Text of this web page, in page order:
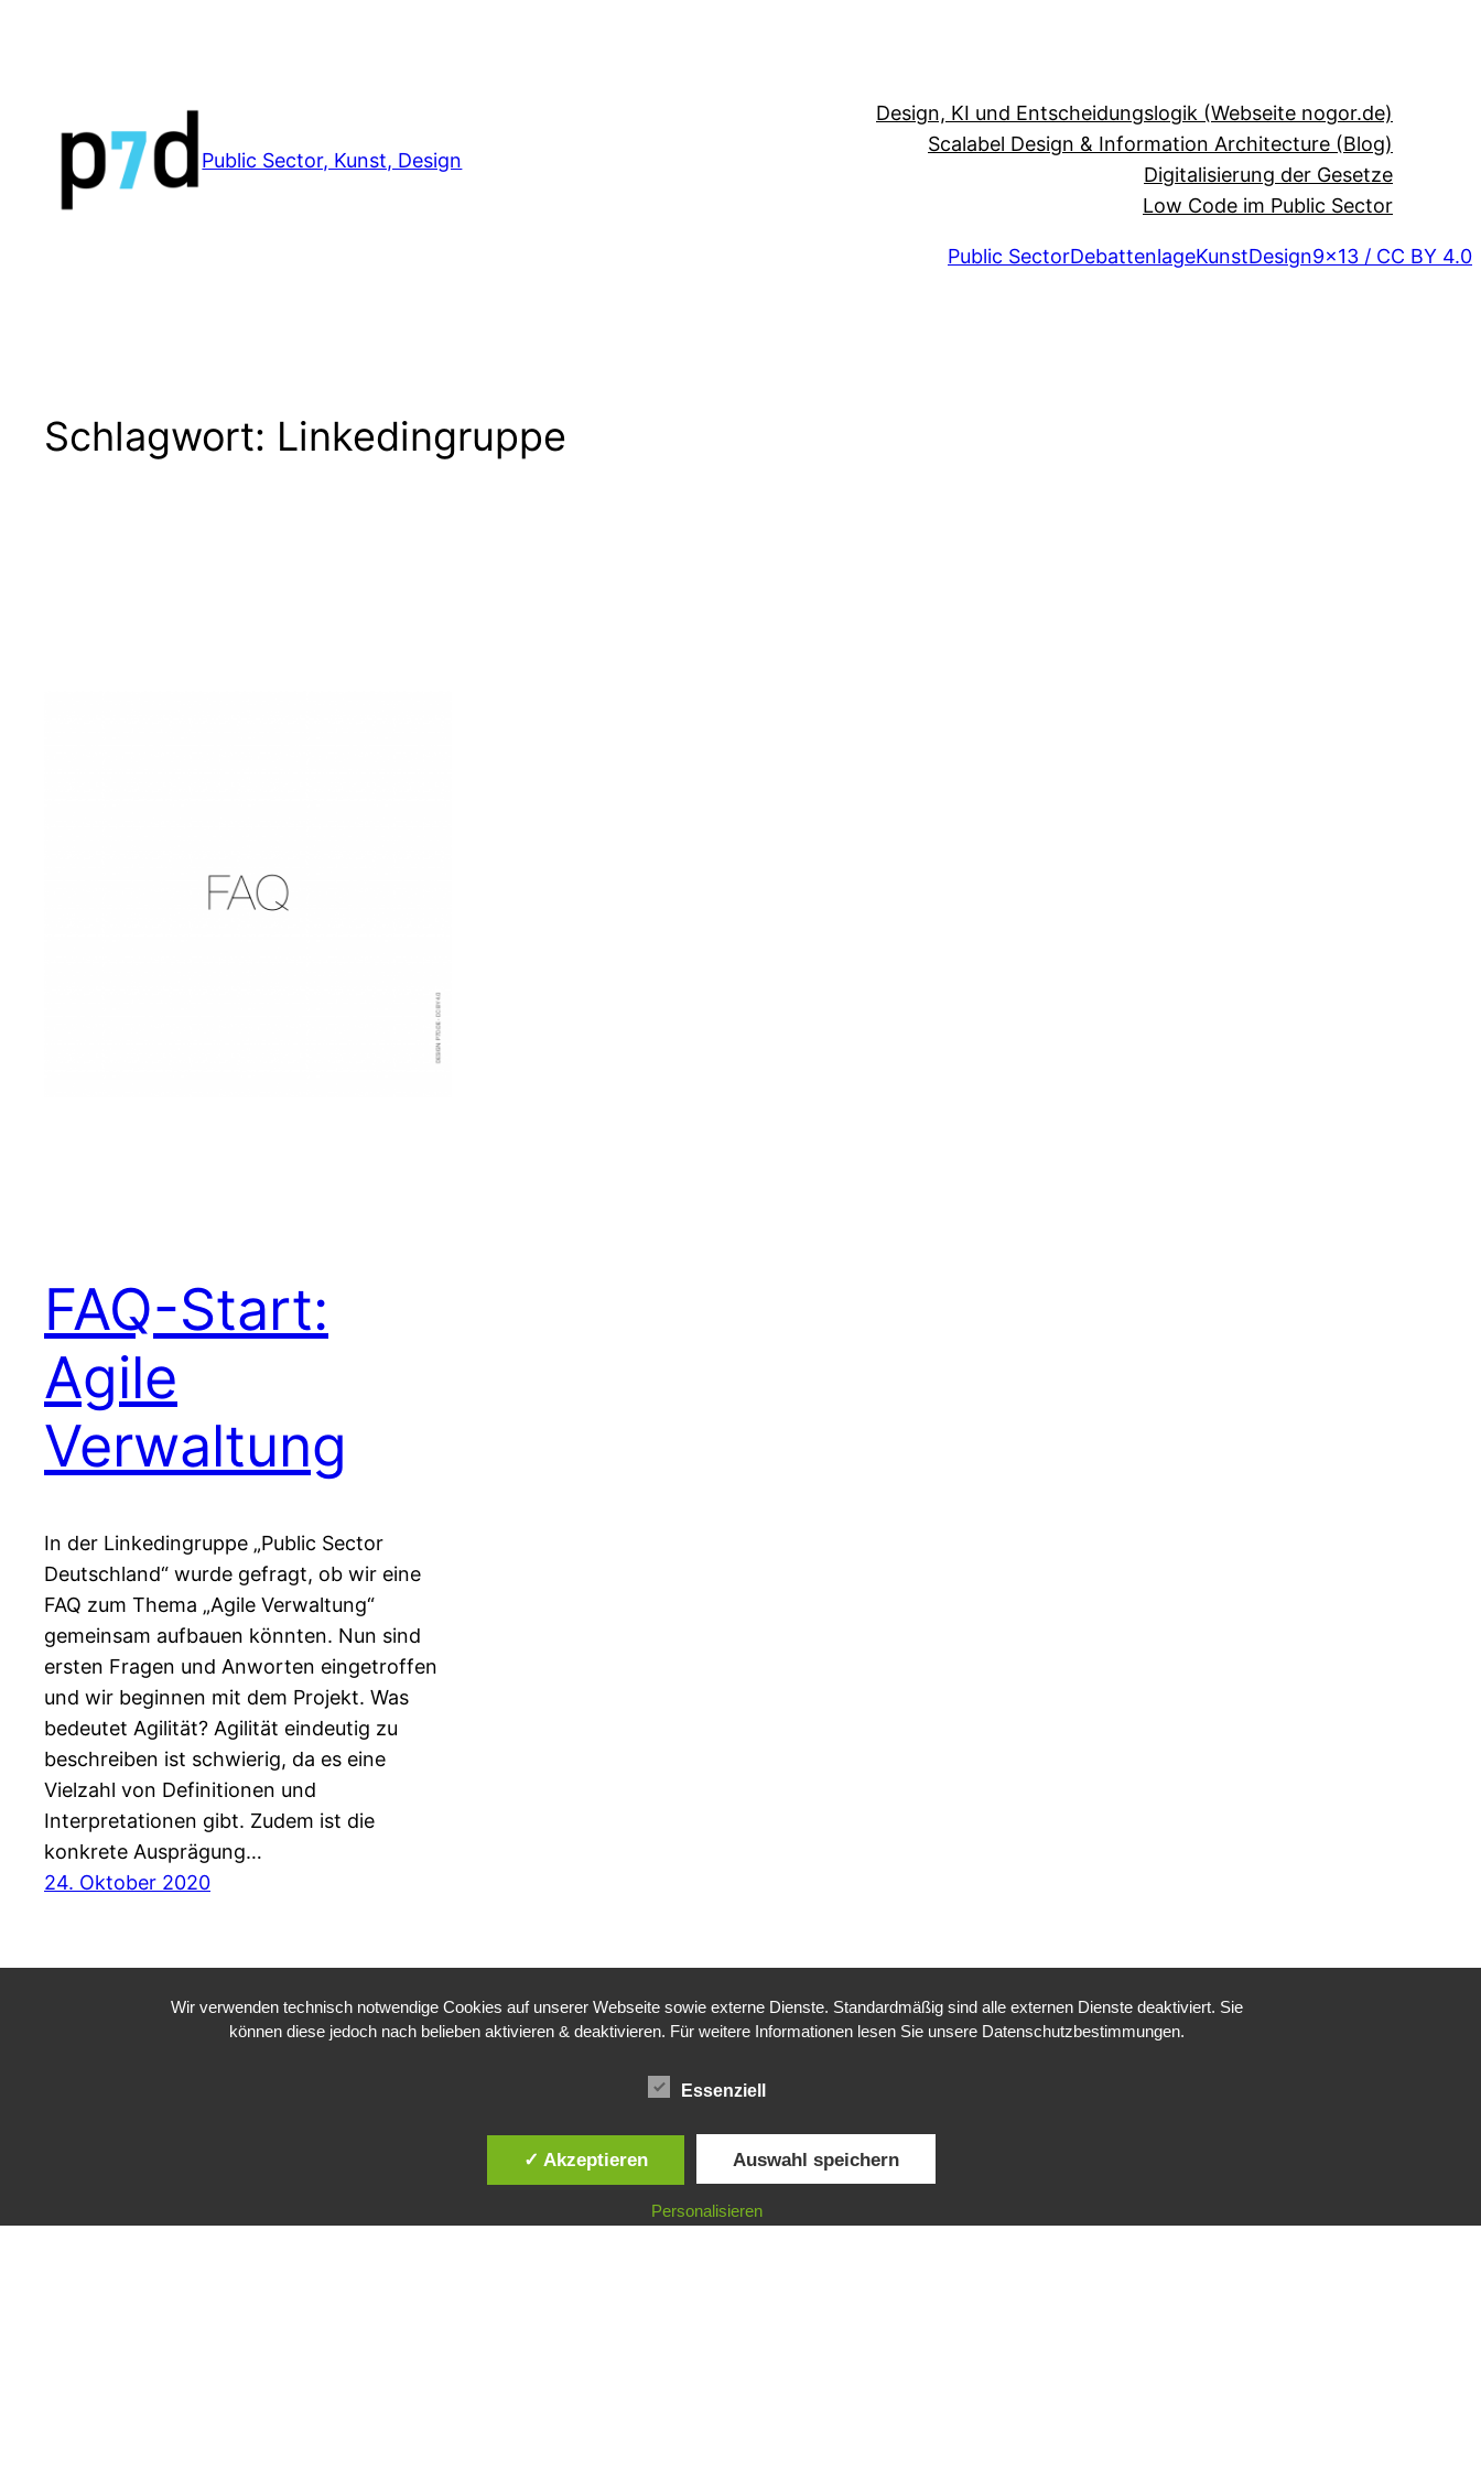
Public Sector, Kunst, Design
Design, KI und Entscheidungslogik (Webseite nogor.de)
Scalabel Design & Information Architecture (Blog)
Digitalisierung der Gesetze
Low Code im Public Sector
Public SectorDebattenlageKunstDesign9×13 / CC BY 4.0
Schlagwort: Linkedingruppe
FAQ-Start:
Agile
Verwaltung
In der Linkedingruppe „Public Sector
Deutschland“ wurde gefragt, ob wir eine
FAQ zum Thema „Agile Verwaltung“
gemeinsam aufbauen könnten. Nun sind
ersten Fragen und Anworten eingetroffen
und wir beginnen mit dem Projekt. Was
bedeutet Agilität? Agilität eindeutig zu
beschreiben ist schwierig, da es eine
Vielzahl von Definitionen und
Interpretationen gibt. Zudem ist die
konkrete Ausprägung…
24. Oktober 2020
Wir verwenden technisch notwendige Cookies auf unserer Webseite sowie externe Dienste. Standardmäßig sind alle externen Dienste deaktiviert. Sie
können diese jedoch nach belieben aktivieren & deaktivieren. Für weitere Informationen lesen Sie unsere Datenschutzbestimmungen.
Essenziell
✓ Akzeptieren Auswahl speichern
Personalisieren